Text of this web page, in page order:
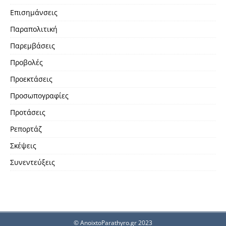
Επισημάνσεις
Παραπολιτική
Παρεμβάσεις
Προβολές
Προεκτάσεις
Προσωπογραφίες
Προτάσεις
Ρεπορτάζ
Σκέψεις
Συνεντεύξεις
© AnoixtoParathyro.gr 2023